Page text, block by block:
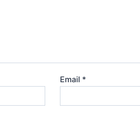
Email *